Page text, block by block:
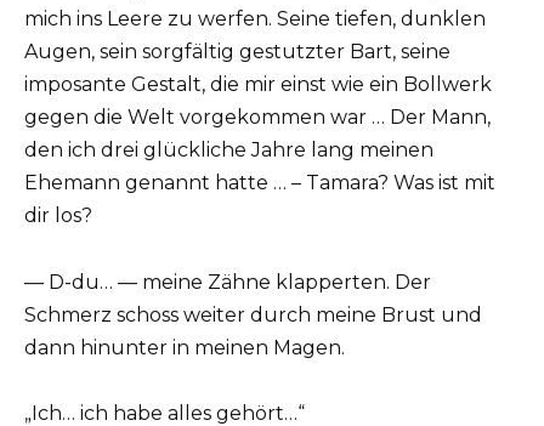
mich ins Leere zu werfen. Seine tiefen, dunklen
Augen, sein sorgfältig gestutzter Bart, seine
imposante Gestalt, die mir einst wie ein Bollwerk
gegen die Welt vorgekommen war … Der Mann,
den ich drei glückliche Jahre lang meinen
Ehemann genannt hatte … – Tamara? Was ist mit
dir los?
— D-du… — meine Zähne klapperten. Der
Schmerz schoss weiter durch meine Brust und
dann hinunter in meinen Magen.
„Ich… ich habe alles gehört…“